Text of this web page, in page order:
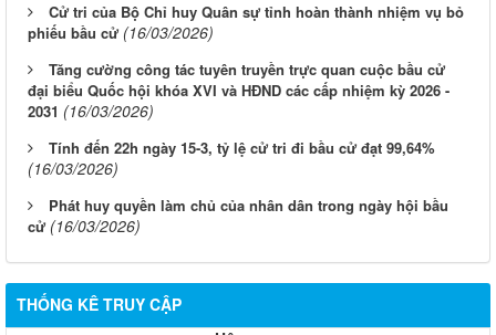
Cử tri của Bộ Chỉ huy Quân sự tỉnh hoàn thành nhiệm vụ bỏ
phiếu bầu cử (16/03/2026)
Tăng cường công tác tuyên truyền trực quan cuộc bầu cử
đại biểu Quốc hội khóa XVI và HĐND các cấp nhiệm kỳ 2026 -
2031 (16/03/2026)
Tính đến 22h ngày 15-3, tỷ lệ cử tri đi bầu cử đạt 99,64%
(16/03/2026)
Phát huy quyền làm chủ của nhân dân trong ngày hội bầu
cử (16/03/2026)
THỐNG KÊ TRUY CẬP